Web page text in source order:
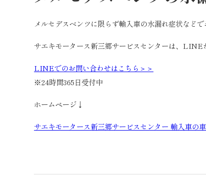
メルセデスベンツに限らず輸入車の水漏れ症状など
サエキモータース新三郷サービスセンターは、LINE
LINEでのお問い合わせはこちら＞＞
※24時間365日受付中
ホームページ↓
サエキモータース新三郷サービスセンター 輸入車の